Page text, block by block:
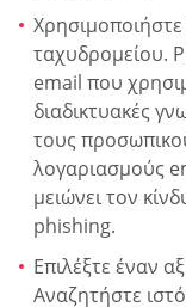
ταχυδρομείου.
email που
διαδικτυακές
τους
λογαριασμούς
μειώνει τον
phishing.
Επιλέξτε έναν
Αναζητήστε